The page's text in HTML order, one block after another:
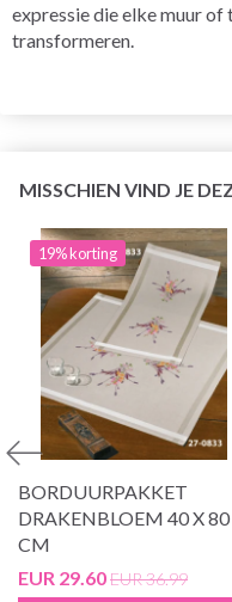
expressie die elke muur
transformeren.
MISSCHIEN VIND JE
19% korting
BORDUURPAKKET
DRAKENBLOEM 40 X 80
CM
EUR 29.60EUR 36.99